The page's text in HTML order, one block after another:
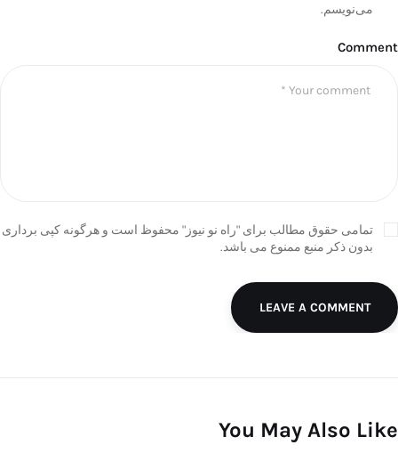
می‌نویسم.
Comment
تمامی حقوق مطالب برای "راه نو نیوز" محفوظ است و هرگونه کپی برداری
بدون ذکر منبع ممنوع می باشد.
LEAVE A COMMENT
You May Also Like